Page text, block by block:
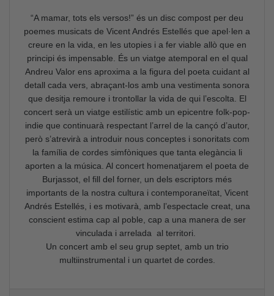
“A mamar, tots els versos!” és un disc compost per deu
poemes musicats de Vicent Andrés Estellés que apel·len a
creure en la vida, en les utopies i a fer viable allò que en
principi és impensable. És un viatge atemporal en el qual
Andreu Valor ens aproxima a la figura del poeta cuidant al
detall cada vers, abraçant-los amb una vestimenta sonora
que desitja remoure i trontollar la vida de qui l’escolta. El
concert serà un viatge estilístic amb un epicentre folk-pop-
indie que continuarà respectant l’arrel de la cançó d’autor,
però s’atrevirà a introduir nous conceptes i sonoritats com
la família de cordes simfòniques que tanta elegància li
aporten a la música. Al concert homenatjarem el poeta de
Burjassot, el fill del forner, un dels escriptors més
importants de la nostra cultura i contemporaneïtat, Vicent
Andrés Estellés, i es motivarà, amb l’espectacle creat, una
conscient estima cap al poble, cap a una manera de ser
vinculada i arrelada al territori.
Un concert amb el seu grup septet, amb un trio
multiinstrumental i un quartet de cordes.